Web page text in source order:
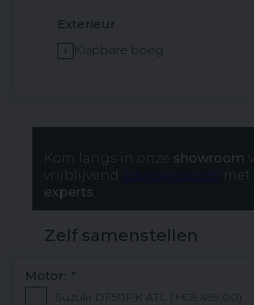
Exterieur
Klapbare boeg
Zelf samenstellen
Kom langs in onze showroom
vrijblijvend
adviesgesprek met
experts
Motor: *
Suzuki DF50PK ATL (+€8.499,00)